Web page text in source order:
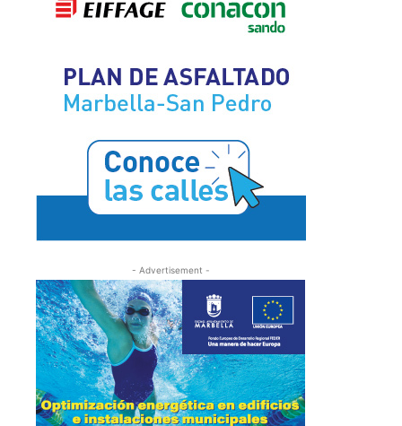
- Advertisement -